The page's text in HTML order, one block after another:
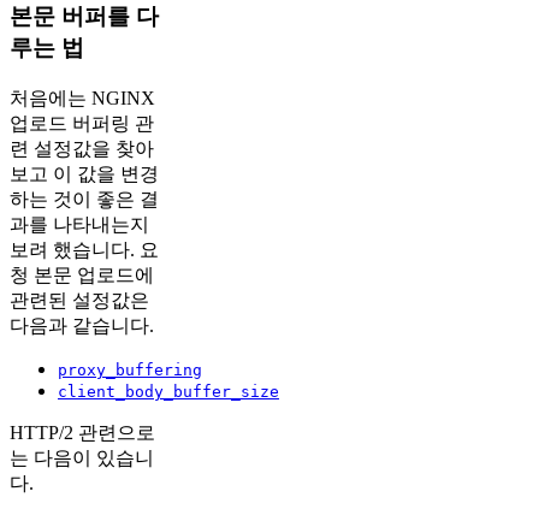
본문 버퍼를 다
루는 법
처음에는 NGINX
업로드 버퍼링 관
련 설정값을 찾아
보고 이 값을 변경
하는 것이 좋은 결
과를 나타내는지
보려 했습니다. 요
청 본문 업로드에
관련된 설정값은
다음과 같습니다.
proxy_buffering
client_body_buffer_size
HTTP/2 관련으로
는 다음이 있습니
다.